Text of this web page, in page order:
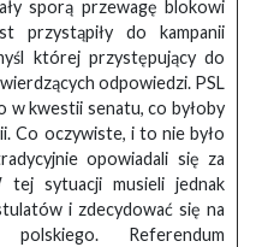
sporą przewagę blokowi
przystąpiły do kampanii
której przystępujący do
odpowiedzi. PSL
w kwestii senatu, co byłoby
Co oczywiste, i to nie było
opowiadali się za
tej sytuacji musieli jednak
i zdecydować się na
polskiego. Referendum